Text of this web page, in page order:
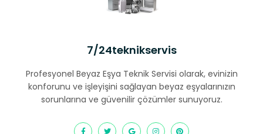
7/24teknikservis
Profesyonel Beyaz Eşya Teknik Servisi olarak, evinizin
konforunu ve işleyişini sağlayan beyaz eşyalarınızın
sorunlarına ve güvenilir çözümler sunuyoruz.